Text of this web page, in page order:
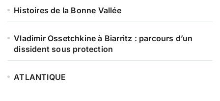
Histoires de la Bonne Vallée
Vladimir Ossetchkine à Biarritz : parcours d’un
dissident sous protection
ATLANTIQUE